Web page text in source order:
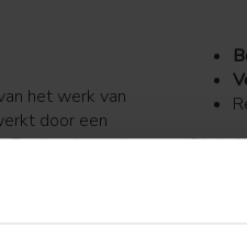
het werk van
door een
Een inspirerende
deze teksten zijn
Koekkoek stelde
Direct